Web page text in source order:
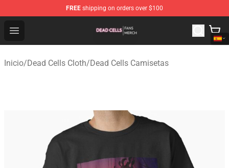
FREE shipping on orders over $100
Open menu
Dead Cells Shop - Official Dead Cells Merchandise Store
Inicio/Dead Cells Cloth/Dead Cells Camisetas